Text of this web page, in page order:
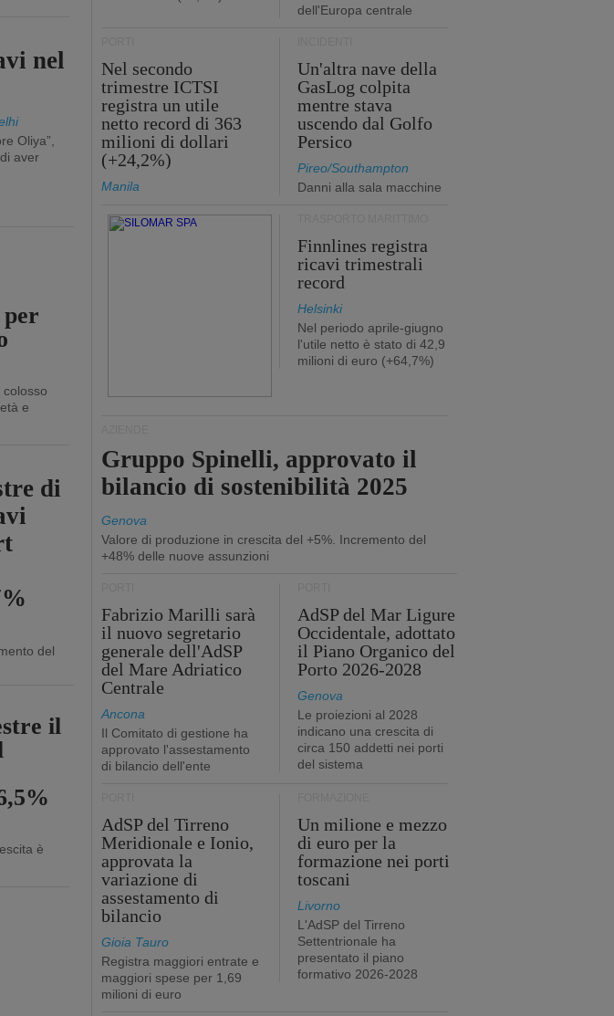
nel
Oliya”,
aver
e
di
del
il
è
dell'Europa centrale
Nel secondo
trimestre ICTSI
registra un utile
netto record di 363
milioni di dollari
(+24,2%)
Manila
Un'altra nave della
GasLog colpita
mentre stava
uscendo dal Golfo
Persico
Pireo/Southampton
Danni alla sala macchine
Finnlines registra
ricavi trimestrali
record
Helsinki
Nel periodo aprile-giugno
l'utile netto è stato di 42,9
milioni di euro (+64,7%)
Gruppo Spinelli, approvato il
bilancio di sostenibilità 2025
Genova
Valore di produzione in crescita del +5%. Incremento del
+48% delle nuove assunzioni
Fabrizio Marilli sarà
il nuovo segretario
generale dell'AdSP
del Mare Adriatico
Centrale
Ancona
Il Comitato di gestione ha
approvato l'assestamento
di bilancio dell'ente
AdSP del Mar Ligure
Occidentale, adottato
il Piano Organico del
Porto 2026-2028
Genova
Le proiezioni al 2028
indicano una crescita di
circa 150 addetti nei porti
del sistema
AdSP del Tirreno
Meridionale e Ionio,
approvata la
variazione di
assestamento di
bilancio
Gioia Tauro
Registra maggiori entrate e
maggiori spese per 1,69
milioni di euro
Un milione e mezzo
di euro per la
formazione nei porti
toscani
Livorno
L'AdSP del Tirreno
Settentrionale ha
presentato il piano
formativo 2026-2028